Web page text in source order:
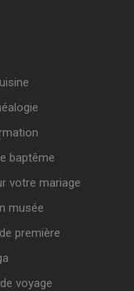
baptême
votre mariage
musée
première
voyage